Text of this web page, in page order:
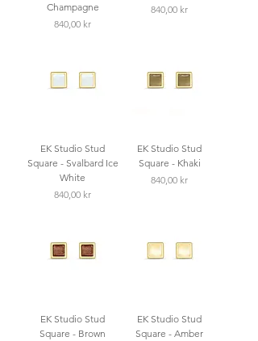
Champagne
Pris
840,00 kr
Pris
840,00 kr
EK Studio Stud
Square - Svalbard Ice
White
Pris
840,00 kr
EK Studio Stud
Square - Khaki
Pris
840,00 kr
EK Studio Stud
Square - Brown
EK Studio Stud
Square - Amber